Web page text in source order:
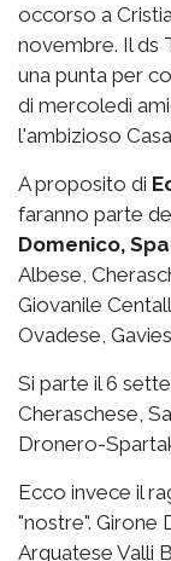
occorso a
novembre. Il ds
una punta per
di mercoledì
l'ambizioso
A proposito di
faranno parte
Domenico,
Albese,
Giovanile
Ovadese,
Si parte il 6
Cheraschese,
Dronero-
Ecco invece il
"nostre". Girone
Arquatese Valli